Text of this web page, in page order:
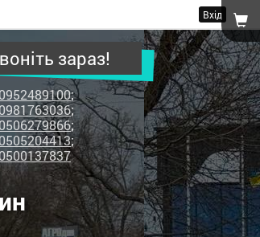
Вхід
зараз!
;
;
;
;